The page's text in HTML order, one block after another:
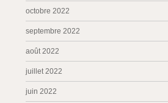
octobre 2022
septembre 2022
août 2022
juillet 2022
juin 2022